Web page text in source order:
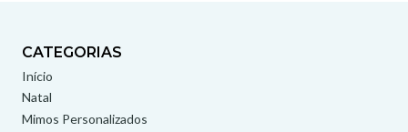
CATEGORIAS
Início
Natal
Mimos Personalizados